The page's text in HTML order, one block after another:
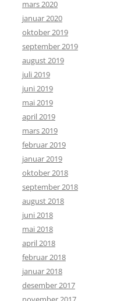
mars 2020
januar 2020
oktober 2019
september 2019
august 2019
juli 2019
juni 2019
mai 2019
april 2019
mars 2019
februar 2019
januar 2019
oktober 2018
september 2018
august 2018
juni 2018
mai 2018
april 2018
februar 2018
januar 2018
desember 2017